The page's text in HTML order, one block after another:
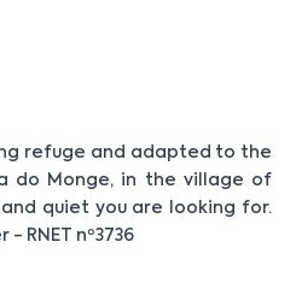
refuge and adapted to the
do Monge, in the village of
quiet you are looking for.
RNET nº3736